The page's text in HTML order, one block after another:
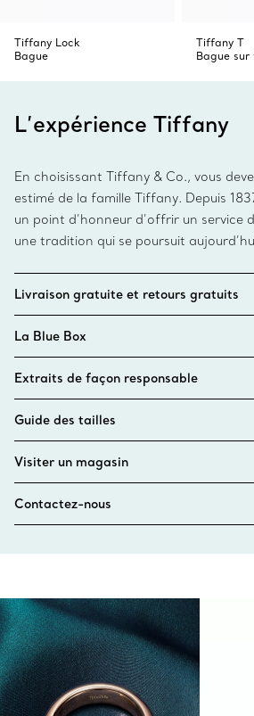
Tiffany Lock
Bague
Tiffany T
Bague sur
L’expérience Tiffany
En choisissant Tiffany & Co., vous
estimé de la famille Tiffany. Depuis
un point d’honneur d’offrir un service
une tradition qui se poursuit
Livraison gratuite et retours gratuits
La Blue Box
Extraits de façon responsable
Guide des tailles
Visiter un magasin
Contactez-nous